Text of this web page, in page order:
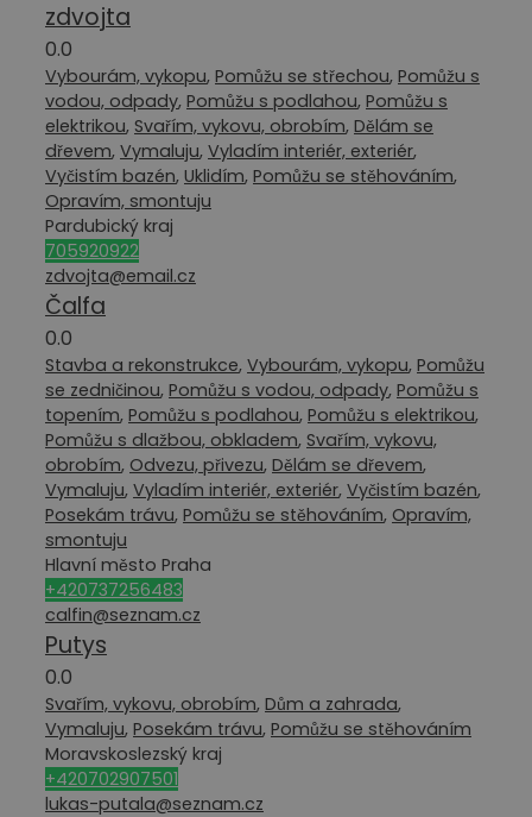
zdvojta
0.0
Vybourám, vykopu, Pomůžu se střechou, Pomůžu s
vodou, odpady, Pomůžu s podlahou, Pomůžu s
elektrikou, Svařím, vykovu, obrobím, Dělám se
dřevem, Vymaluju, Vyladím interiér, exteriér,
Vyčistím bazén, Uklidím, Pomůžu se stěhováním,
Opravím, smontuju
Pardubický kraj
705920922
zdvojta@email.cz
Čalfa
0.0
Stavba a rekonstrukce, Vybourám, vykopu, Pomůžu
se zedničinou, Pomůžu s vodou, odpady, Pomůžu s
topením, Pomůžu s podlahou, Pomůžu s elektrikou,
Pomůžu s dlažbou, obkladem, Svařím, vykovu,
obrobím, Odvezu, přivezu, Dělám se dřevem,
Vymaluju, Vyladím interiér, exteriér, Vyčistím bazén,
Posekám trávu, Pomůžu se stěhováním, Opravím,
smontuju
Hlavní město Praha
+420737256483
calfin@seznam.cz
Putys
0.0
Svařím, vykovu, obrobím, Dům a zahrada,
Vymaluju, Posekám trávu, Pomůžu se stěhováním
Moravskoslezský kraj
+420702907501
lukas-putala@seznam.cz